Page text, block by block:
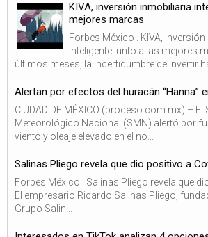
KIVA, inversión inmobiliaria
mejores marcas
Forbes México . KIVA,
inteligente junto a las mejores
últimos meses, la incertidumbre de invertir
Alertan por efectos del huracán “Hanna”
CIUDAD DE MÉXICO (proceso.com.mx).– El
Meteorológico Nacional (SMN) alertó por
viento y oleaje elevado en el no...
Salinas Pliego revela que dio positivo a
Forbes México . Salinas Pliego revela que
El empresario Ricardo Salinas Pliego,
Grupo Salin...